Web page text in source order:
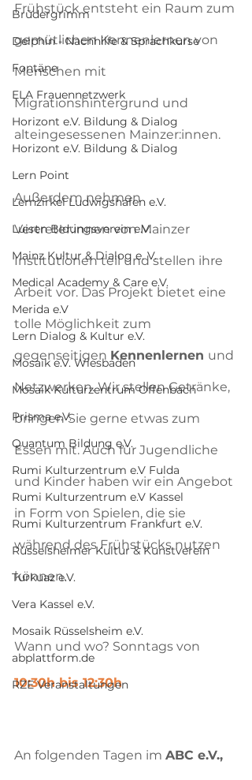
Brüdergrimm
Delphin - Nachhilfe & Sprachkurse
Fontäne
ELA Frauennetzwerk
Horizont e.V. Bildung & Dialog
Horizont e.V. Bildung & Dialog
Lern Point
Lernzirkel Ludwigshafen e.V.
Luisen BIdungsverein e.V.
Mainz Kultur & Dialog e. V.
Medical Academy & Care e.V.
Merida e.V
Lern Dialog & Kultur e.V.
Mosaik e.V. Wiesbaden
Mosaik Kulturzentrum Offenbach
Prisma e.V.
Quantum Bildung e.V.
Rumi Kulturzentrum e.V Fulda
Rumi Kulturzentrum e.V Kassel
Rumi Kulturzentrum Frankfurt e.V.
Rüsselsheimer Kultur & Kunstverein
Turkuaz e.V.
Vera Kassel e.V.
Mosaik Rüsselsheim e.V.
abplattform.de
RZE Veranstaltungen
Frühstück entsteht ein Raum zum
gemütlichen Kennenlernen von
Menschen mit
Migrationshintergrund und
alteingesessenen Mainzer:innen.
Außerdem nehmen
Vertreter:innen von Mainzer
Institutionen teil und stellen ihre
Arbeit vor. Das Projekt bietet eine
tolle Möglichkeit zum
gegenseitigen Kennenlernen und
Netzwerken. Wir stellen Getränke,
bringen Sie gerne etwas zum
Essen mit. Auch für Jugendliche
und Kinder haben wir ein Angebot
in Form von Spielen, die sie
während des Frühstücks nutzen
können.
Wann und wo? Sonntags von
10:30h bis 12:30h
An folgenden Tagen im ABC e.V.,